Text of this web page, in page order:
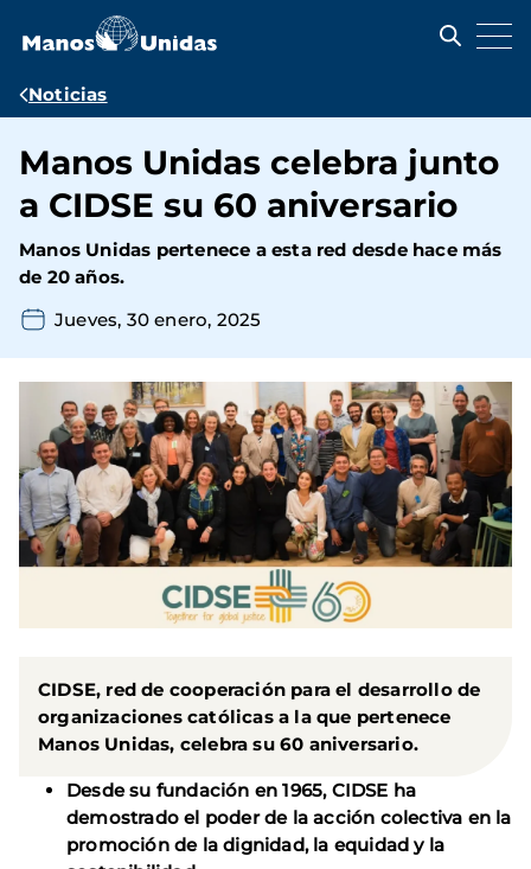
contenido
Ruta
navegación
Noticias
Manos Unidas celebra junto
a CIDSE su 60 aniversario
Manos Unidas pertenece a esta red desde hace más
de 20 años.
Jueves, 30 enero, 2025
CIDSE, red de cooperación para el desarrollo de
organizaciones católicas a la que pertenece
Manos Unidas, celebra su 60 aniversario.
Desde su fundación en 1965, CIDSE ha
demostrado el poder de la acción colectiva en la
promoción de la dignidad, la equidad y la